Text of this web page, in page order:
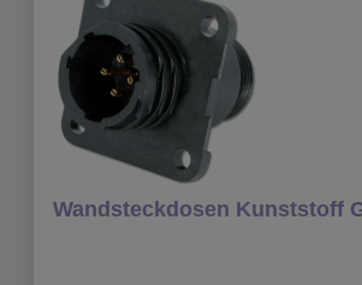
Wandsteckdosen Kunststoff